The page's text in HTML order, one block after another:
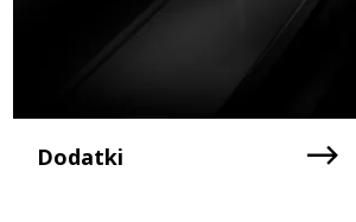
Dodatki